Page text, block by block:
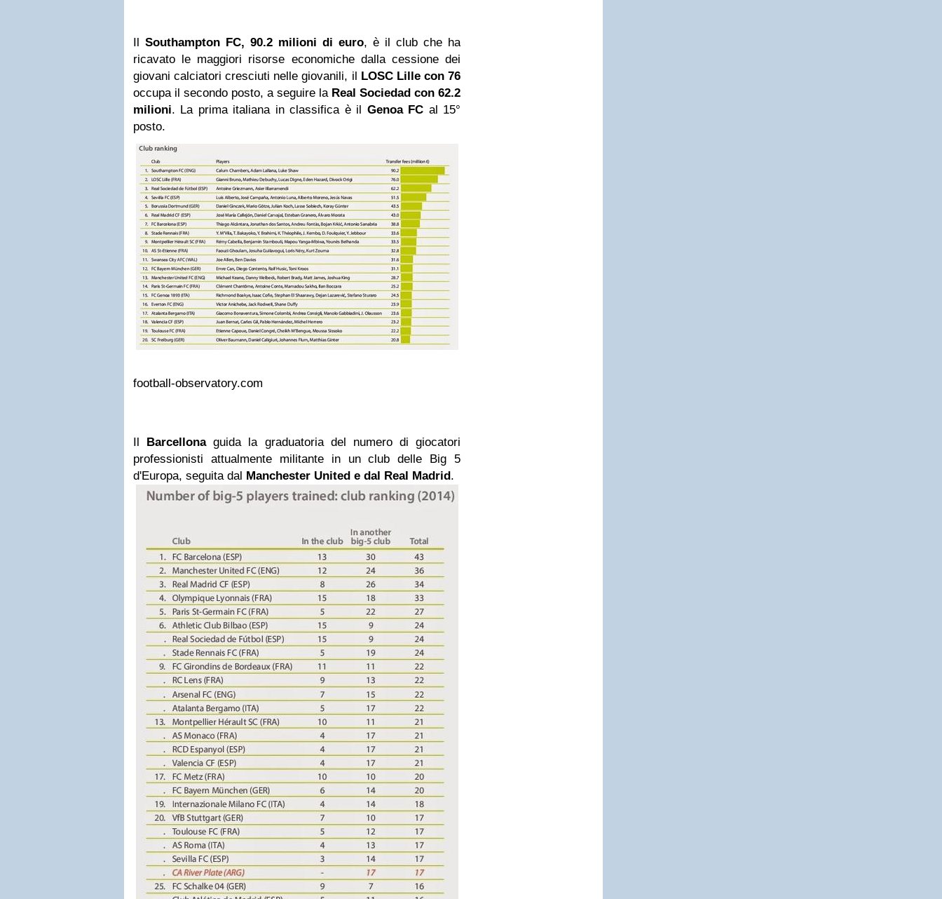
Il Southampton FC, 90.2 milioni di euro, è il club che ha
ricavato le maggiori risorse economiche dalla cessione dei
giovani calciatori cresciuti nelle giovanili, il LOSC Lille con 76
occupa il secondo posto, a seguire la Real Sociedad con 62.2
milioni. La prima italiana in classifica è il Genoa FC al 15°
posto.
football-observatory.com
Il Barcellonaguida la graduatoria del numero di giocatori
professionisti attualmente militante in un club delle Big 5
d'Europa, seguita dal Manchester United e dal Real Madrid.